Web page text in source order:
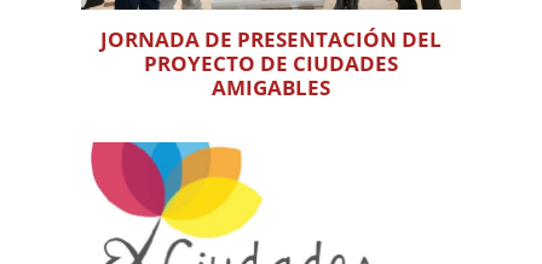
JORNADA DE PRESENTACIÓN DEL
PROYECTO DE CIUDADES
AMIGABLES